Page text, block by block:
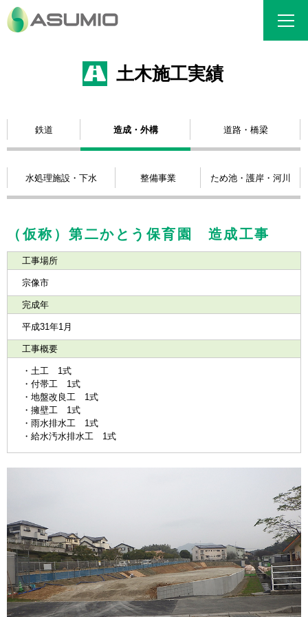
土木施工実績
鉄道 造成・外構 道路・橋梁
水処理施設・下水 整備事業 ため池・護岸・河川
（仮称）第二かとう保育園 造成工事
工事場所
宗像市
完成年
平成31年1月
工事概要
・土工 1式
・付帯工 1式
・地盤改良工 1式
・擁壁工 1式
・雨水排水工 1式
・給水汚水排水工 1式